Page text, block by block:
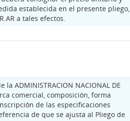
establecida en el presente pliego,
a tales efectos.
ADMINISTRACION NACIONAL DE
comercial, composición, forma
de las especificaciones
de que se ajusta al Pliego de